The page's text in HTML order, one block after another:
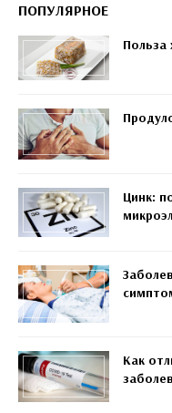
ПОПУЛЯРНОЕ
Польза
Цинк:
Как